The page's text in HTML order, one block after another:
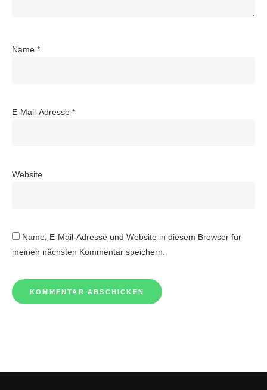
Name *
E-Mail-Adresse *
Website
Name, E-Mail-Adresse und Website in diesem Browser für
meinen nächsten Kommentar speichern.